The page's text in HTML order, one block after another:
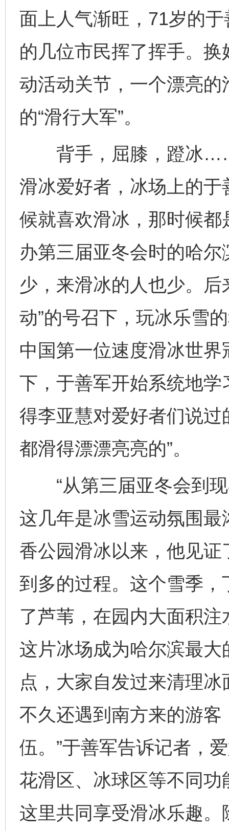
面上人气渐旺，71岁的
的几位市民挥了挥手。
动活动关节，一个漂亮
的“滑行大军”。
背手，屈膝，蹬冰……
滑冰爱好者，冰场上的于
候就喜欢滑冰，那时候都
办第三届亚冬会时的哈
少，来滑冰的人也少。
动”的号召下，玩冰乐雪
中国第一位速度滑冰世
下，于善军开始系统地
得李亚慧对爱好者们说
都滑得漂漂亮亮的”。
“从第三届亚冬会到现
这几年是冰雪运动氛围
香公园滑冰以来，他见
到多的过程。这个雪季
了芦苇，在园内大面积
这片冰场成为哈尔滨最大
点，大家自发过来清理
不久还遇到南方来的游
伍。”于善军告诉记者，
花滑区、冰球区等不同
这里共同享受滑冰乐趣